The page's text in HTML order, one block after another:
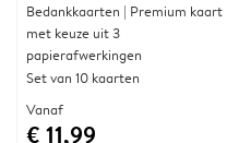
Bedankkaarten | Premium kaart
met keuze uit 3
papierafwerkingen
Set van 10 kaarten
Vanaf
€ 11,99